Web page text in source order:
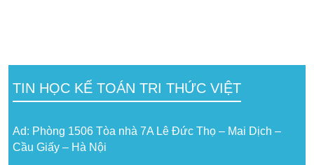
TIN HỌC KẾ TOÁN TRI THỨC VIỆT
Ad: Phòng 1506 Tòa nhà 7A Lê Đức Thọ – Mai Dịch –
Cầu Giấy – Hà Nội